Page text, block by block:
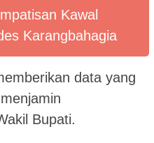
Kawal
Karangbahagia
data yang
Bupati.